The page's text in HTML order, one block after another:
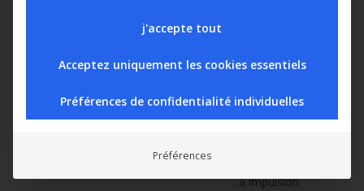
Régulation universelle
Régulation universelle
à impulsion
j'accepte tout
Acceptez uniquement les cookies essentiels
Préférences de confidentialité individuelles
Préférences